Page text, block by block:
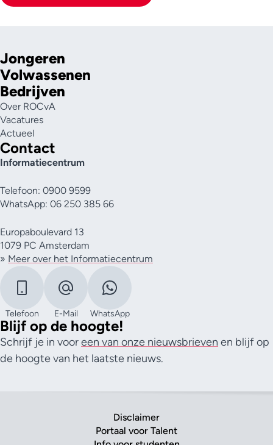
Jongeren
Volwassenen
Bedrijven
Over ROCvA
Vacatures
Actueel
Contact
Informatiecentrum
Telefoon: 0900 9599
WhatsApp: 06 250 385 66
Europaboulevard 13
1079 PC Amsterdam
» Meer over het Informatiecentrum
Telefoon E-Mail WhatsApp
Blijf op de hoogte!
Schrijf je in vooreen van onze nieuwsbrieven en blijf op
de hoogte van het laatste nieuws.
Disclaimer
Portaal voor Talent